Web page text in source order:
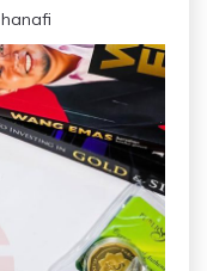
hanafi